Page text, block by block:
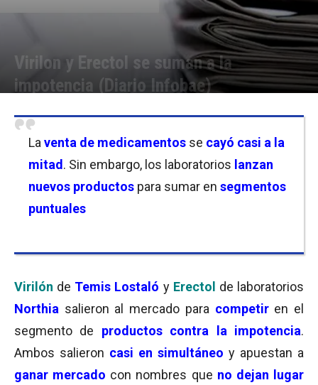
Virilon y Erectol se suman a la
impotencia (Diario Infobae)
La venta de medicamentos se cayó casi a la
mitad . Sin embargo, los laboratorios lanzan
nuevos productos para sumar en segmentos
puntuales
Virilón de Temis Lostaló y Erectol de laboratorios
Northia salieron al mercado para competir en el
segmento de productos contra la impotencia.
Ambos salieron casi en simultáneo y apuestan a
ganar mercado con nombres que no dejan lugar